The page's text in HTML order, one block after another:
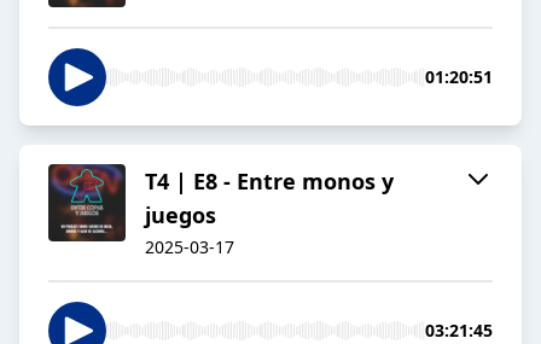
01:20:51
T4 | E8 - Entre monos y
juegos
2025-03-17
03:21:45